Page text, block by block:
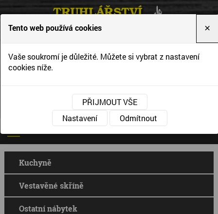
přání
Kuchyně
Vestavěné skříně
Ostatní nábytek
Tento web používá cookies ×
Vaše soukromí je důležité. Můžete si vybrat z nastavení
cookies níže.
PŘIJMOUT VŠE
Nastavení
Odmítnout